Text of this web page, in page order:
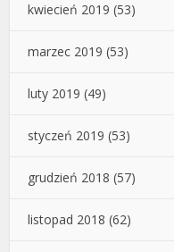
kwiecień 2019 (53)
marzec 2019 (53)
luty 2019 (49)
styczeń 2019 (53)
grudzień 2018 (57)
listopad 2018 (62)